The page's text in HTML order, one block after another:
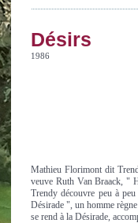
Désirs
1986
Mathieu Florimont dit
veuve Ruth Van Braack, "
Trendy découvre peu à
Désirade ", un homme
se rend à la Désirade,